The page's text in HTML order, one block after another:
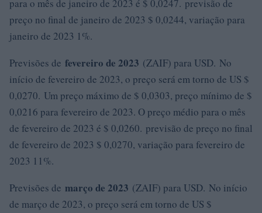
para o mês de janeiro de 2023 é $ 0,0247. previsão de
preço no final de janeiro de 2023 $ 0,0244, variação para
janeiro de 2023 1%.
Previsões de fevereiro de 2023 (ZAIF) para USD. No
início de fevereiro de 2023, o preço será em torno de US $
0,0270. Um preço máximo de $ 0,0303, preço mínimo de $
0,0216 para fevereiro de 2023. O preço médio para o mês
de fevereiro de 2023 é $ 0,0260. previsão de preço no final
de fevereiro de 2023 $ 0,0270, variação para fevereiro de
2023 11%.
Previsões de março de 2023 (ZAIF) para USD. No início
de março de 2023, o preço será em torno de US $